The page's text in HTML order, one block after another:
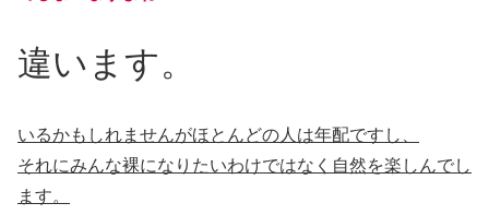
違います。
いるかもしれませんがほとんどの人は年配ですし、
それにみんな裸になりたいわけではなく自然を楽しんでし
ます。